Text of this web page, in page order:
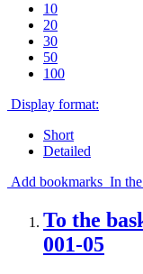
10
20
30
50
100
Display format:
Short
Detailed
Add bookmarks In
To the
001-05